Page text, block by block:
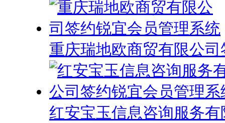
重庆瑞地欧商贸有限公
红安宝玉信息咨询服务